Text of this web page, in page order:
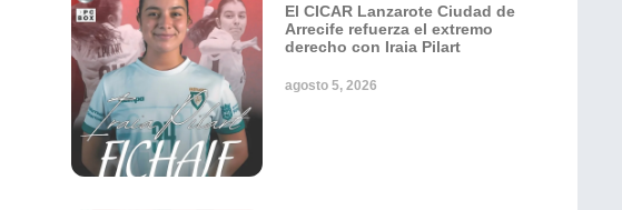
El CICAR Lanzarote Ciudad de
Arrecife refuerza el extremo
derecho con Iraia Pilart
agosto 5, 2026